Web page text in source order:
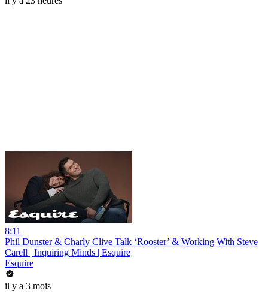
8:11
Phil Dunster & Charly Clive Talk ‘Rooster’ & Working With Steve
Carell | Inquiring Minds | Esquire
Esquire
il y a 3 mois